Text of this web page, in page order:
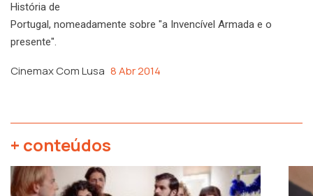
História de
Portugal, nomeadamente sobre "a Invencível Armada e o
presente".
Cinemax Com Lusa 8 Abr 2014
+ conteúdos